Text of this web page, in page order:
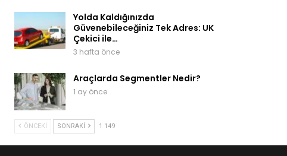
Yolda Kaldığınızda
Güvenebileceğiniz Tek Adres: UK
Çekici ile…
3 hafta önce
Araçlarda Segmentler Nedir?
1 ay önce
ÖNCEKI SONRAKI 1 149